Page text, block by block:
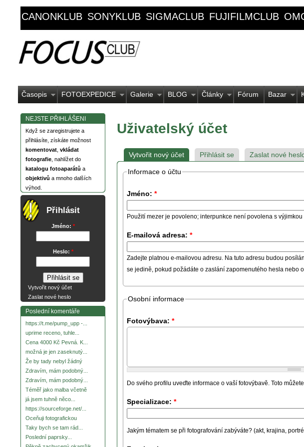
CANONKLUB SONYKLUB SIGMACLUB FUJIFILMCLUB
Časopis FOTOEXPEDICE Galerie BLOG Články Fórum Bazar
NEJSTE PŘIHLÁŠENI
Když se zaregistrujete a
přihlásíte, získáte možnost
komentovat vkládat
fotografie , nahlížet do
katalogu fotoaparátů a
objektivů a mnoho dalších
výhod.
Přihlásit
Jméno: *
Heslo: *
Vytvořit nový účet
Zaslat nové heslo
Poslední komentáře
https://t.me/pump_upp -...
uprime receno, tuhle...
Cena 4000 Kč Pevná. K...
možná je jen zaseknutý...
Že by tady nebyl žádný
Zdravím, mám podobný...
Zdravím, mám podobný...
Téměř jako malba včetně
já jsem tuhně něco...
https://sourceforge.net/...
Oceňuji fotografickou
Taky bych se tam rád...
Poslední paprsky...
Uživatelský účet
Vytvořit nový účet Přihlásit se Zaslat nové
Informace o účtu
Jméno: *
Použití mezer je povoleno; interpunkce není povolena s výjimkou
E-mailová adresa: *
Zadejte platnou e-mailovou adresu. Na tuto adresu budou
se jedině, pokud požádáte o zaslání zapomenutého hesla nebo
Osobní informace
Fotovýbava: *
Do svého profilu uveďte informace o vaší fotovýbavě. Toto
Specializace: *
Jakým tématem se při fotografování zabýváte? (akt, krajina,